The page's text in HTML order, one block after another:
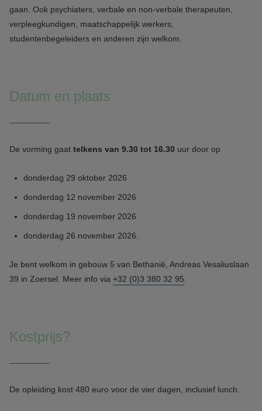
gaan. Ook psychiaters, verbale en non-verbale therapeuten,
verpleegkundigen, maatschappelijk werkers,
studentenbegeleiders en anderen zijn welkom.
Datum en plaats
De vorming gaat telkens van 9.30 tot 16.30 uur door op
donderdag 29 oktober 2026
donderdag 12 november 2026
donderdag 19 november 2026
donderdag 26 november 2026.
Je bent welkom in gebouw 5 van Bethanië, Andreas Vesaliuslaan
39 in Zoersel. Meer info via +32 (0)3 380 32 95
Kostprijs?
De opleiding kost 480 euro voor de vier dagen, inclusief lunch.